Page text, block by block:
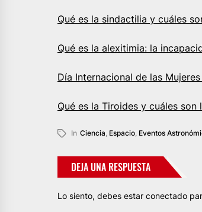
Qué es la sindactilia y cuáles
Qué es la alexitimia: la
Día Internacional de las
Qué es la Tiroides y cuáles
In Ciencia Espacio Eventos
DEJA UNA RESPUESTA
Lo siento, debes estar conectado